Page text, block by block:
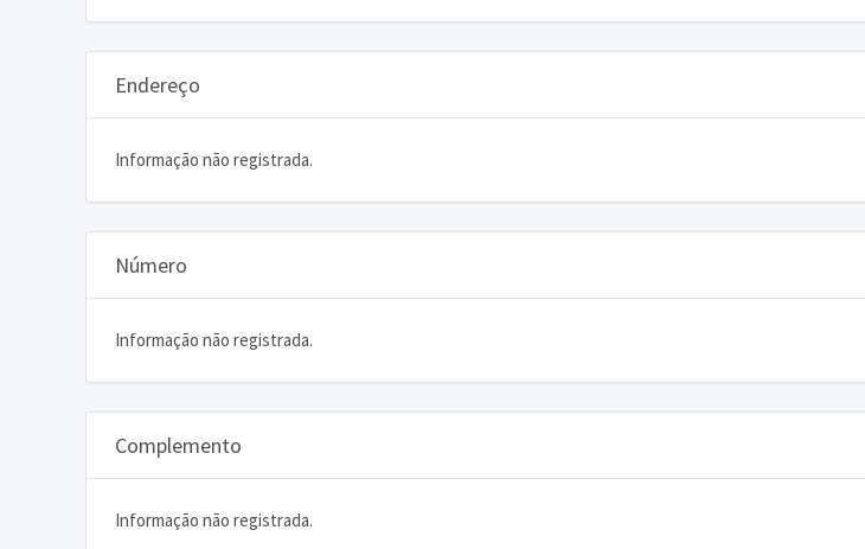
Endereço
Informação não registrada.
Número
Informação não registrada.
Complemento
Informação não registrada.